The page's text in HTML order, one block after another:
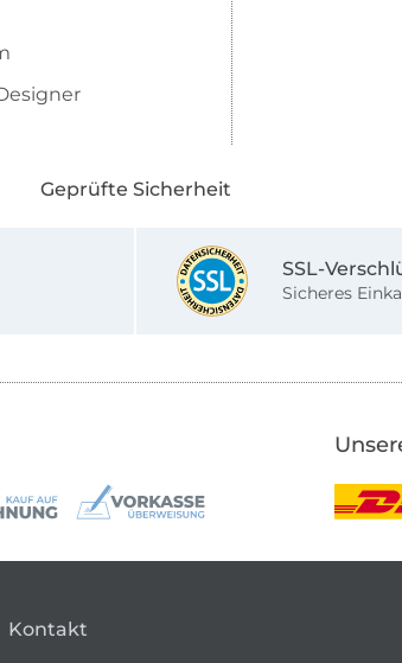
Geprüfte Sicherheit
SSL-
Sicheres
Kontakt